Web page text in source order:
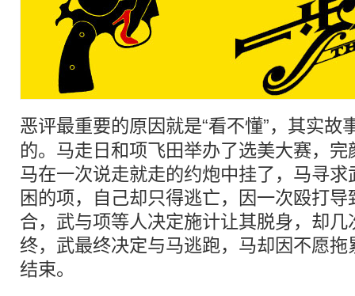
恶评最重要的原因就是“看不懂”，其实故
的。马走日和项飞田举办了选美大赛，
马在一次说走就走的约炮中挂了，马寻
困的项，自己却只得逃亡，因一次殴打
合，武与项等人决定施计让其脱身，却
终，武最终决定与马逃跑，马却因不愿
结束。